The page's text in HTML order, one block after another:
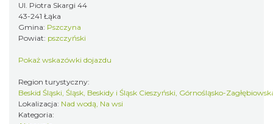
Ul. Piotra Skargi 44
43-241 Łąka
Gmina: Pszczyna
Powiat: pszczyński
Pokaż wskazówki dojazdu
Region turystyczny:
Beskid Śląski, Śląsk, Beskidy i Śląsk Cieszyński, Górnośląsko-
Lokalizacja: Nad wodą, Na wsi
Kategoria: